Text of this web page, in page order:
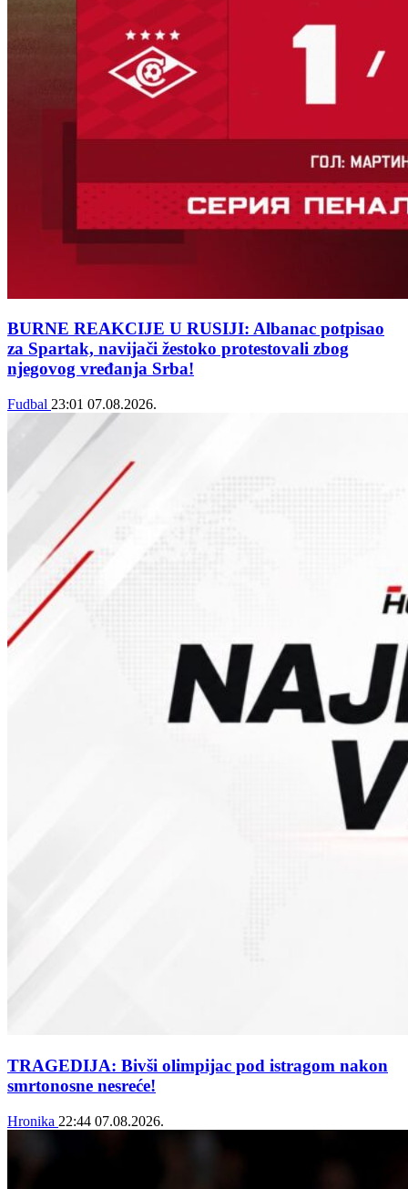
BURNE REAKCIJE U RUSIJI: Albanac potpisao
za Spartak, navijači žestoko protestovali zbog
njegovog vređanja Srba!
Fudbal 23:01 07.08.2026.
TRAGEDIJA: Bivši olimpijac pod istragom nakon
smrtonosne nesreće!
Hronika 22:44 07.08.2026.